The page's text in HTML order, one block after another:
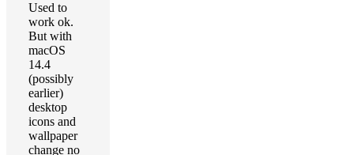
Used to
work ok.
But with
macOS
14.4
(possibly
earlier)
desktop
icons and
wallpaper
change no